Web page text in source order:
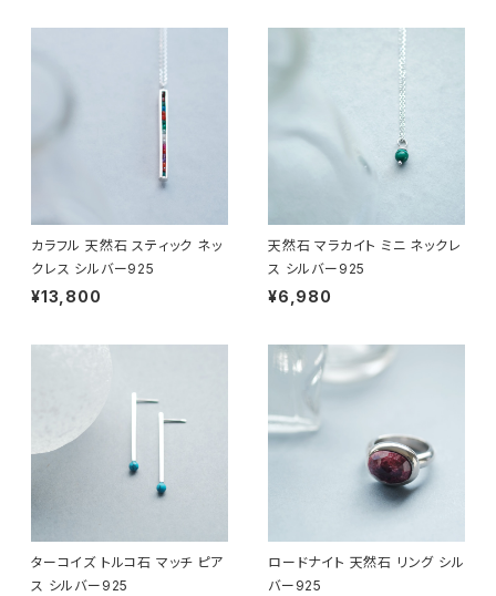
カラフル 天然石 スティック ネッ
クレス シルバー925
¥13,800
天然石 マラカイト ミニ ネックレ
ス シルバー925
¥6,980
ターコイズ トルコ石 マッチ ピア
ス シルバー925
ロードナイト 天然石 リング シル
バー925